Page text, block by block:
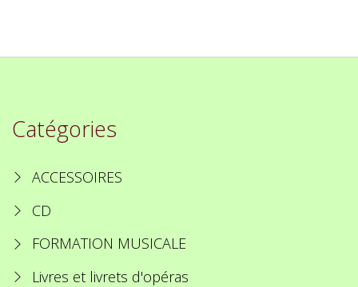
Catégories
ACCESSOIRES
CD
FORMATION MUSICALE
Livres et livrets d'opéras